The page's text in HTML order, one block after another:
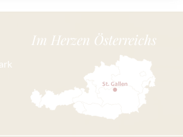
Im Herzen Österreichs